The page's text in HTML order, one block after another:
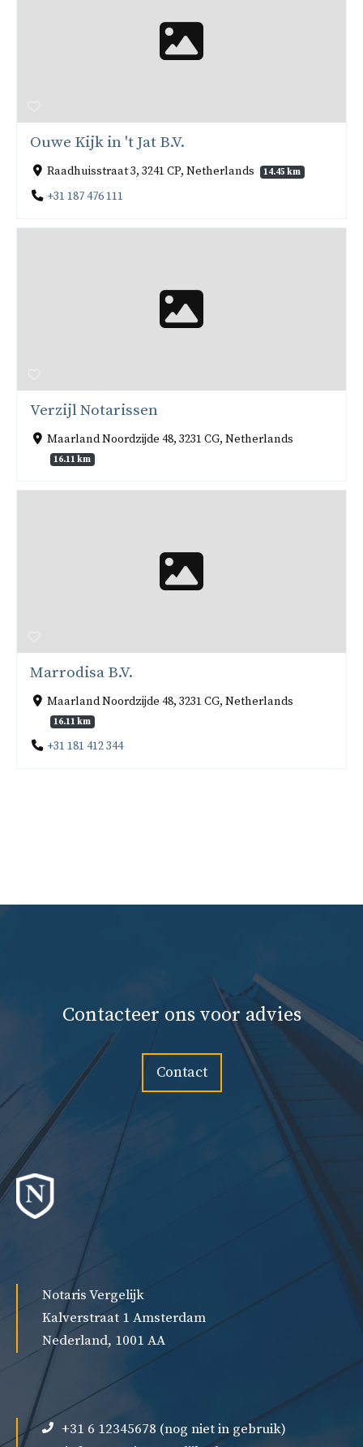
Ouwe Kijk in 't Jat B.V.
Raadhuisstraat 3, 3241 CP, Netherlands 14.45 km
+31 187 476 111
Verzijl Notarissen
Maarland Noordzijde 48, 3231 CG, Netherlands
16.11 km
Marrodisa B.V.
Maarland Noordzijde 48, 3231 CG, Netherlands
16.11 km
+31 181 412 344
Contacteer ons voor advies
Contact
Notaris Vergelijk
Kalverstraat 1 Amsterdam
Nederland, 1001 AA
+31 6 12345678 (nog niet in gebruik)